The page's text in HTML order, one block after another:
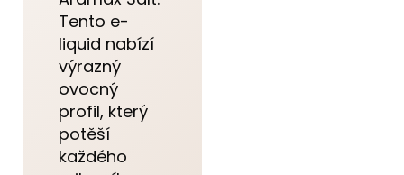
Tento e-
liquid nabízí
výrazný
ovocný
profil, který
potěší
každého